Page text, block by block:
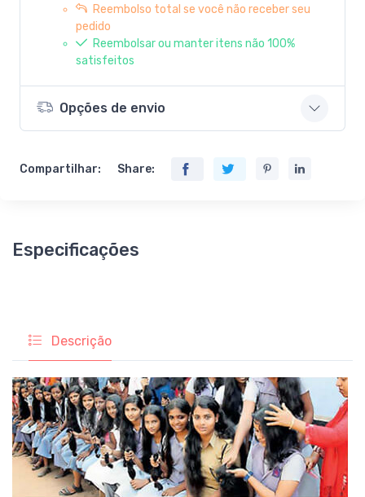
Reembolso total se você não receber seu
pedido
Reembolsar ou manter itens não 100%
satisfeitos
Opções de envio
Compartilhar: Share:
Especificações
Descrição